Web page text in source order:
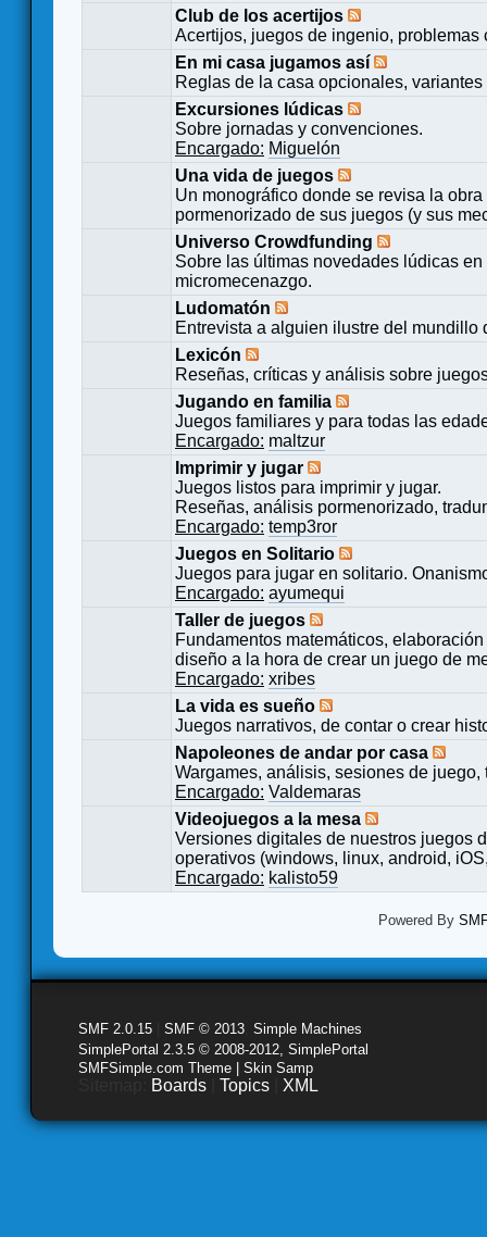
Club de los acertijos
Acertijos, juegos de ingenio,
En mi casa jugamos así
Reglas de la casa opcionales,
Excursiones lúdicas
Sobre jornadas y convenciones.
Encargado: Miguelón
Una vida de juegos
Un monográfico donde se revisa la
pormenorizado de sus juegos (y sus
Universo Crowdfunding
Sobre las últimas novedades lúdicas
micromecenazgo.
Ludomatón
Entrevista a alguien ilustre del mundillo
Lexicón
Reseñas, críticas y análisis sobre
Jugando en familia
Juegos familiares y para todas las
Encargado: maltzur
Imprimir y jugar
Juegos listos para imprimir y jugar.
Reseñas, análisis pormenorizado,
Encargado: temp3ror
Juegos en Solitario
Juegos para jugar en solitario.
Encargado: ayumequi
Taller de juegos
Fundamentos matemáticos,
diseño a la hora de crear un juego de
Encargado: xribes
La vida es sueño
Juegos narrativos, de contar o crear
Napoleones de andar por casa
Wargames, análisis, sesiones de
Encargado: Valdemaras
Videojuegos a la mesa
Versiones digitales de nuestros juegos
operativos (windows, linux, android,
Encargado: kalisto59
Powered By
SMF 2.0.15 SMF © 2013 Simple Machines
SimplePortal 2.3.5 © 2008-2012, SimplePortal
SMFSimple.com Theme | Skin Samp
Boards Topics XML